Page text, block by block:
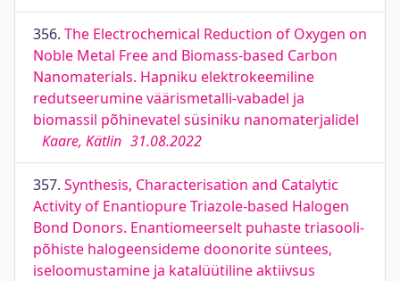
356. The Electrochemical Reduction of Oxygen on
Noble Metal Free and Biomass-based Carbon
Nanomaterials. Hapniku elektrokeemiline
redutseerumine väärismetalli-vabadel ja
biomassil põhinevatel süsiniku nanomaterjalidel
Kaare, Kätlin 31.08.2022
357. Synthesis, Characterisation and Catalytic
Activity of Enantiopure Triazole-based Halogen
Bond Donors. Enantiomeerselt puhaste triasooli-
põhiste halogeensideme doonorite süntees,
iseloomustamine ja katalüütiline aktiivsus